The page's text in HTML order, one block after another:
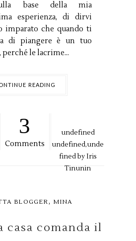
base della mia
esperienza, di dirvi
imparato che quando ti
di piangere è un tuo
le lacrime...
READING
3
Comments
undefined
undefined,unde
fined byIris
Tinunin
BLOGGER, MINA
casa comanda il